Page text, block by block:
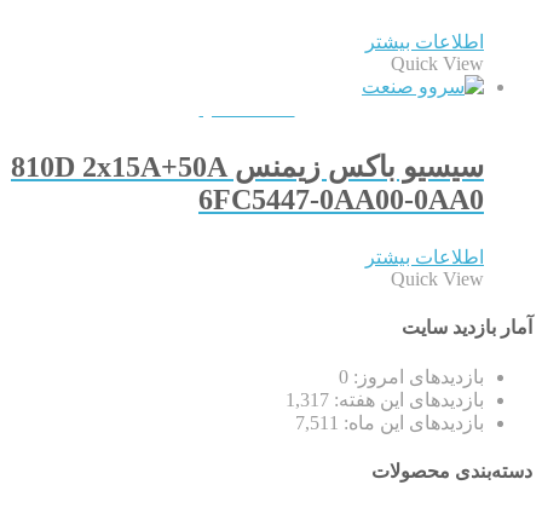
اطلاعات بیشتر
Quick View
سیسیو باکس زیمنس 810D 2x15A+50A
6FC5447-0AA00-0AA0
اطلاعات بیشتر
Quick View
آمار بازدید سایت
بازدیدهای امروز: 0
بازدیدهای این هفته: 1,317
بازدیدهای این ماه: 7,511
دسته‌بندی محصولات